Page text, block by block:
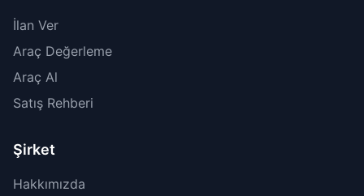
İlan Ver
Araç Değerleme
Araç Al
Satış Rehberi
Şirket
Hakkımızda